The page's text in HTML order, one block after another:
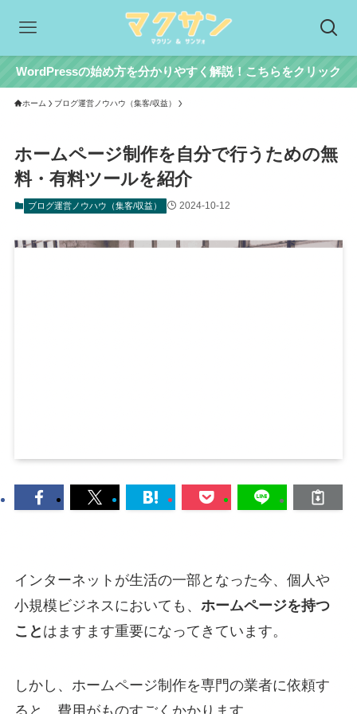
WordPressの始め方を分かりやすく解説！こちらをクリック
ホーム ブログ運営ノウハウ（集客/収益）
ホームページ制作を自分で行うための無
料・有料ツールを紹介
ブログ運営ノウハウ（集客/収益） 2024-10-12
インターネットが生活の一部となった今、個人や
小規模ビジネスにおいても、 ホームページを持つ
こと はますます重要になってきています。
しかし、ホームページ制作を専門の業者に依頼す
ると、費用がものすごくかかります。